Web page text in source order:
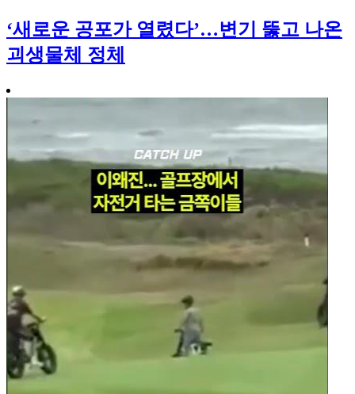
‘새로운 공포가 열렸다’…변기 뚫고 나온
괴생물체 정체